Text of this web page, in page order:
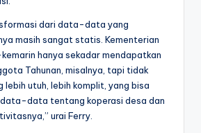
dari data-data yang
masih sangat statis. Kementerian
hanya sekadar mendapatkan
Tahunan, misalnya, tapi tidak
lebih utuh, lebih komplit, yang bisa
data tentang koperasi desa dan
urai Ferry.